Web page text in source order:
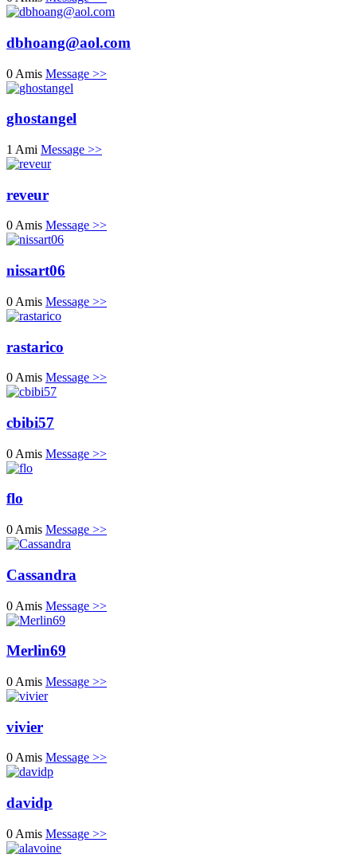
dbhoang@aol.com
0 Amis Message >>
ghostangel
1 Ami Message >>
reveur
0 Amis Message >>
nissart06
0 Amis Message >>
rastarico
0 Amis Message >>
cbibi57
0 Amis Message >>
flo
0 Amis Message >>
Cassandra
0 Amis Message >>
Merlin69
0 Amis Message >>
vivier
0 Amis Message >>
davidp
0 Amis Message >>